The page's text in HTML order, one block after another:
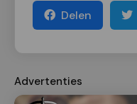
Delen
Advertenties